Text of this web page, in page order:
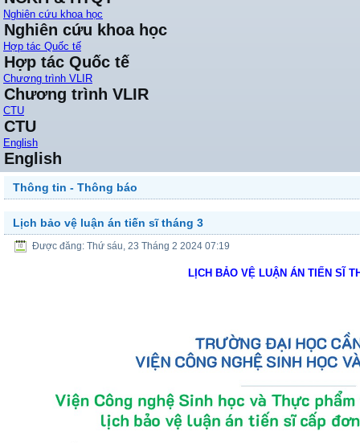
Nghiên cứu khoa học
Nghiên cứu khoa học
Hợp tác Quốc tế
Hợp tác Quốc tế
Chương trình VLIR
Chương trình VLIR
CTU
CTU
English
English
Thông tin - Thông báo
Lịch bảo vệ luận án tiến sĩ tháng 3
Được đăng: Thứ sáu, 23 Tháng 2 2024 07:19
LỊCH BẢO VỆ LUẬN ÁN TIẾN SĨ